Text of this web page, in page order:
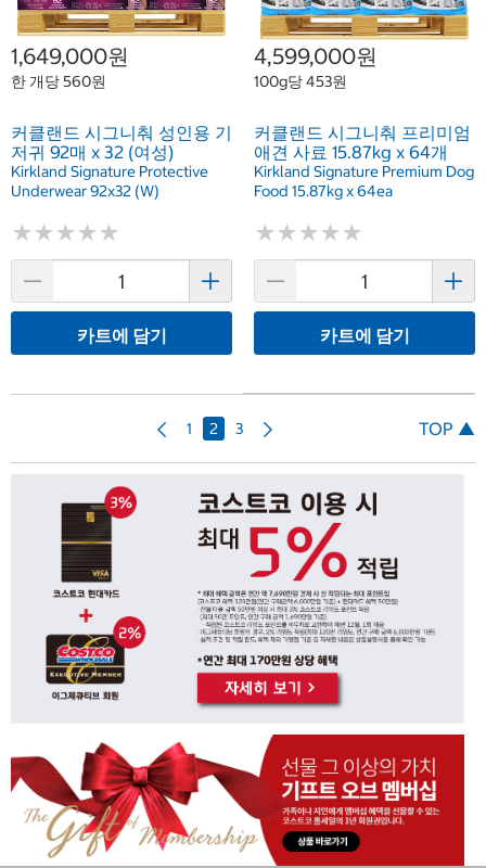
1,649,000원
한 개당 560원
커클랜드 시그니춰 성인용 기
저귀 92매 x 32 (여성)
Kirkland Signature Protective
Underwear 92x32 (W)
★★★★★
★★★★★
카트에 담기
4,599,000원
100g당 453원
커클랜드 시그니춰 프리미엄
애견 사료 15.87kg x 64개
Kirkland Signature Premium Dog
Food 15.87kg x 64ea
★★★★★
★★★★★
카트에 담기
1 2 3 TOP ▲